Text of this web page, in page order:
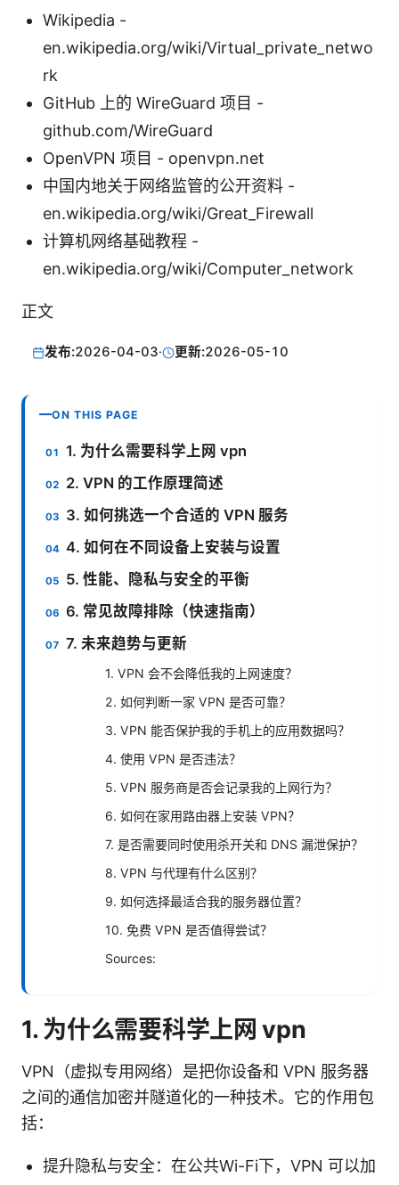
Wikipedia -
en.wikipedia.org/wiki/Virtual_private_netwo
rk
GitHub 上的 WireGuard 项目 -
github.com/WireGuard
OpenVPN 项目 - openvpn.net
中国内地关于网络监管的公开资料 -
en.wikipedia.org/wiki/Great_Firewall
计算机网络基础教程 -
en.wikipedia.org/wiki/Computer_network
正文
发布:2026-04-03· 更新:2026-05-10
ON THIS PAGE
1. 为什么需要科学上网 vpn
2. VPN 的工作原理简述
3. 如何挑选一个合适的 VPN 服务
4. 如何在不同设备上安装与设置
5. 性能、隐私与安全的平衡
6. 常见故障排除（快速指南）
7. 未来趋势与更新
1. VPN 会不会降低我的上网速度？
2. 如何判断一家 VPN 是否可靠？
3. VPN 能否保护我的手机上的应用数据吗？
4. 使用 VPN 是否违法？
5. VPN 服务商是否会记录我的上网行为？
6. 如何在家用路由器上安装 VPN？
7. 是否需要同时使用杀开关和 DNS 漏泄保护？
8. VPN 与代理有什么区别？
9. 如何选择最适合我的服务器位置？
10. 免费 VPN 是否值得尝试？
Sources:
1. 为什么需要科学上网 vpn
VPN（虚拟专用网络）是把你设备和 VPN 服务器
之间的通信加密并隧道化的一种技术。它的作用包
括：
提升隐私与安全：在公共Wi-Fi下，VPN 可以加